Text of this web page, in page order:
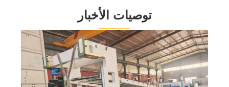
توصيات الأخبار
طلب آلة بثق إعادة تدوير البلاستيك ذات اللولب
المزدوج لعملاء أفريقيا